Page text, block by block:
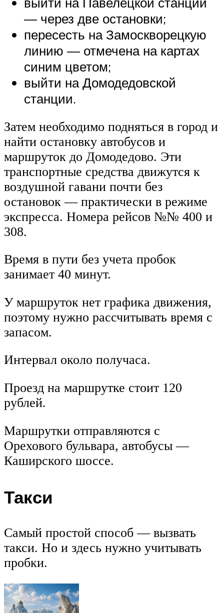
— через две остановки;
пересесть на Замоскворецкую
линию — отмечена на картах
синим цветом;
выйти на Домодедовской
станции.
Затем необходимо подняться в город и
найти остановку автобусов и
маршруток до Домодедово. Эти
транспортные средства движутся к
воздушной гавани почти без
остановок — практически в режиме
экспресса. Номера рейсов №№ 400 и
308.
Время в пути без учета пробок
занимает 40 минут.
У маршруток нет графика движения,
поэтому нужно рассчитывать время с
запасом.
Интервал около получаса.
Проезд на маршрутке стоит 120
рублей.
Маршрутки отправляются с
Орехового бульвара, автобусы —
Каширского шоссе.
Такси
Самый простой способ — вызвать
такси. Но и здесь нужно учитывать
пробки.